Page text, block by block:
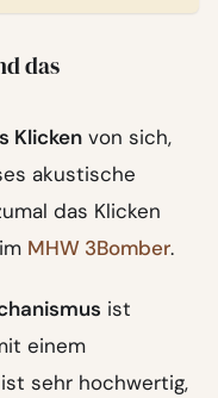
das
Klicken von sich,
akustische
das Klicken
MHW 3Bomber.
ist
einem
sehr hochwertig,